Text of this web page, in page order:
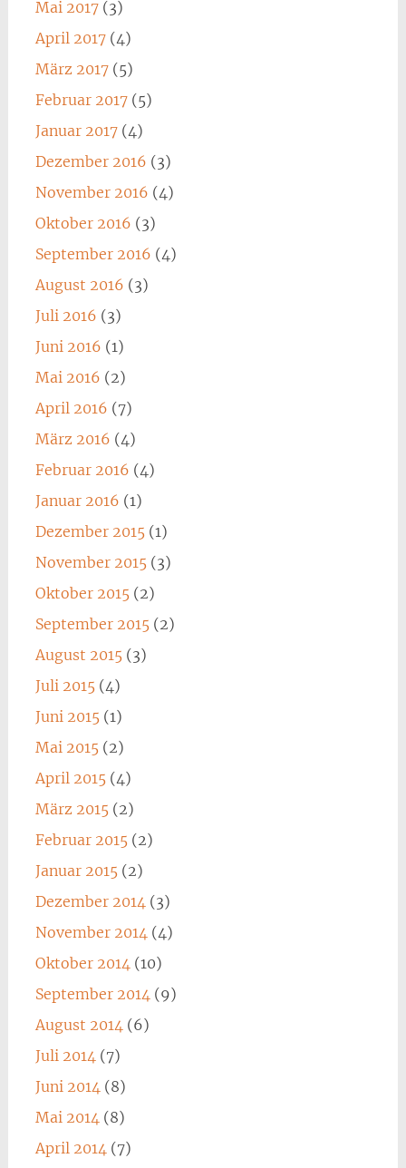
Mai 2017(3)
April 2017(4)
März 2017(5)
Februar 2017(5)
Januar 2017(4)
Dezember 2016 (3)
November 2016 (4)
Oktober 2016 (3)
September 2016 (4)
August 2016 (3)
Juli 2016 (3)
Juni 2016 (1)
Mai 2016 (2)
April 2016 (7)
März 2016 (4)
Februar 2016 (4)
Januar 2016 (1)
Dezember 2015(1)
November 2015(3)
Oktober 2015(2)
September 2015(2)
August 2015(3)
Juli 2015(4)
Juni 2015(1)
Mai 2015(2)
April 2015(4)
März 2015(2)
Februar 2015(2)
Januar 2015(2)
Dezember 2014 (3)
November 2014 (4)
Oktober 2014 (10)
September 2014 (9)
August 2014 (6)
Juli 2014 (7)
Juni 2014 (8)
Mai 2014 (8)
April 2014 (7)